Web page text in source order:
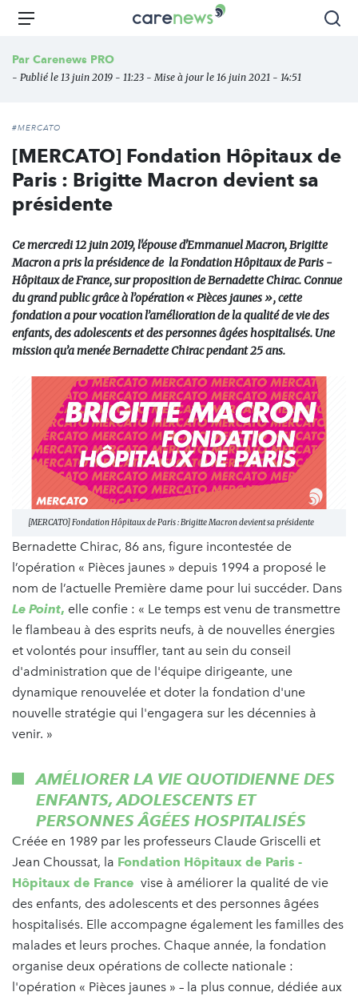
Aller
principal
Carenews,
des
Menu
Par Carenews PRO
- Publié le 13 juin 2019 - 11:23 - Mise à jour le 16 juin 2021 - 14:51
#MERCATO
[MERCATO] Fondation Hôpitaux de
Paris : Brigitte Macron devient sa
présidente
Ce mercredi 12 juin 2019, l'épouse d'Emmanuel Macron, Brigitte
Macron a pris la présidence de la Fondation Hôpitaux de Paris -
Hôpitaux de France, sur proposition de Bernadette Chirac. Connue
du grand public grâce à l’opération « Pièces jaunes », cette
fondation a pour vocation l’amélioration de la qualité de vie des
enfants, des adolescents et des personnes âgées hospitalisés. Une
mission qu’a menée Bernadette Chirac pendant 25 ans.
[MERCATO] Fondation Hôpitaux de Paris : Brigitte Macron devient sa présidente
Bernadette Chirac, 86 ans, figure incontestée de
l’opération « Pièces jaunes » depuis 1994 a proposé le
nom de l’actuelle Première dame pour lui succéder. Dans
Le Point, elle confie : « Le temps est venu de transmettre
le flambeau à des esprits neufs, à de nouvelles énergies
et volontés pour insuffler, tant au sein du conseil
d'administration que de l'équipe dirigeante, une
dynamique renouvelée et doter la fondation d'une
nouvelle stratégie qui l'engagera sur les décennies à
venir. »
AMÉLIORER LA VIE QUOTIDIENNE DES
ENFANTS, ADOLESCENTS ET
PERSONNES ÂGÉES HOSPITALISÉS
Créée en 1989 par les professeurs Claude Griscelli et
Jean Choussat, la Fondation Hôpitaux de Paris -
Hôpitaux de France vise à améliorer la qualité de vie
des enfants, des adolescents et des personnes âgées
hospitalisés. Elle accompagne également les familles des
malades et leurs proches. Chaque année, la fondation
organise deux opérations de collecte nationale :
l'opération « Pièces jaunes » – la plus connue, dédiée aux